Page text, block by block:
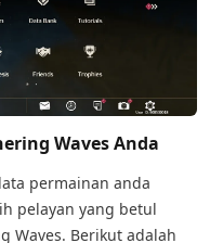
Waves Anda
permainan anda
pelayan yang betul
Waves. Berikut adalah